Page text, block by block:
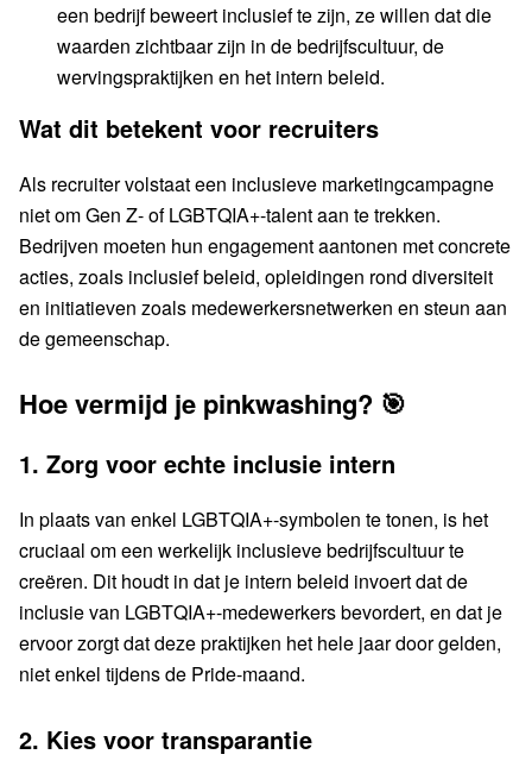
een bedrijf beweert inclusief te zijn, ze willen dat die
waarden zichtbaar zijn in de bedrijfscultuur, de
wervingspraktijken en het intern beleid.
Wat dit betekent voor recruiters
Als recruiter volstaat een inclusieve marketingcampagne
niet om Gen Z- of LGBTQIA+-talent aan te trekken.
Bedrijven moeten hun engagement aantonen met concrete
acties, zoals inclusief beleid, opleidingen rond diversiteit
en initiatieven zoals medewerkersnetwerken en steun aan
de gemeenschap.
Hoe vermijd je pinkwashing? 🎯
1. Zorg voor echte inclusie intern
In plaats van enkel LGBTQIA+-symbolen te tonen, is het
cruciaal om een werkelijk inclusieve bedrijfscultuur te
creëren. Dit houdt in dat je intern beleid invoert dat de
inclusie van LGBTQIA+-medewerkers bevordert, en dat je
ervoor zorgt dat deze praktijken het hele jaar door gelden,
niet enkel tijdens de Pride-maand.
2. Kies voor transparantie